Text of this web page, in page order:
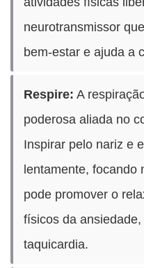
neurotransmissor
bem-estar e ajuda a
Respire: A
poderosa aliada no
Inspirar pelo nariz e
lentamente, focando
pode promover o
físicos da
taquicardia.